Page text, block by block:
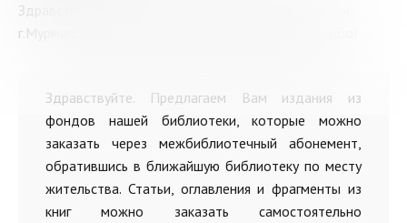
Здравствуйте! Интересует литература о присвоении
г.Мурманску почетного звания "Город-герой". Спасибо!
Здравствуйте. Предлагаем Вам издания из
фондов нашей библиотеки, которые можно
заказать через межбиблиотечный абонемент,
обратившись в ближайшую библиотеку по месту
жительства. Статьи, оглавления и фрагменты из
книг можно заказать самостоятельно